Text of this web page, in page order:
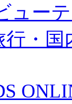
ュー
行・